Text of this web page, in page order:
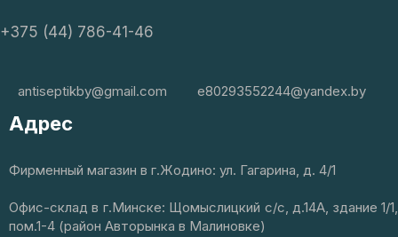
+375 (44) 786-41-46
antiseptikby@gmail.com e80293552244@yandex.by
Адрес
Фирменный магазин в г.Жодино: ул. Гагарина, д. 4/1
Офис-склад в г.Минске: Щомыслицкий с/с, д.14А, здание 1/1,
пом.1-4 (район Авторынка в Малиновке)